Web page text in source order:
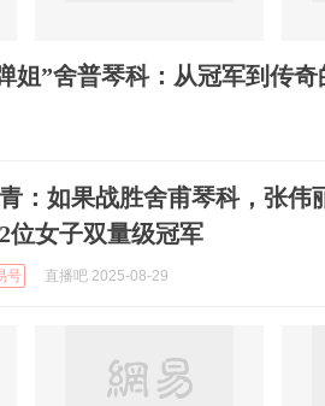
姐”舍普琴科：从冠军到传
：如果战胜舍甫琴科，张伟
位女子双量级冠军
号 直播吧 2025-08-29